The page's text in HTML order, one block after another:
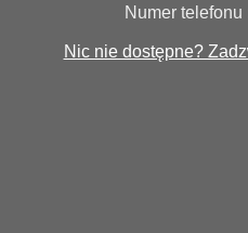
Numer telefonu
Nic nie dostępne?